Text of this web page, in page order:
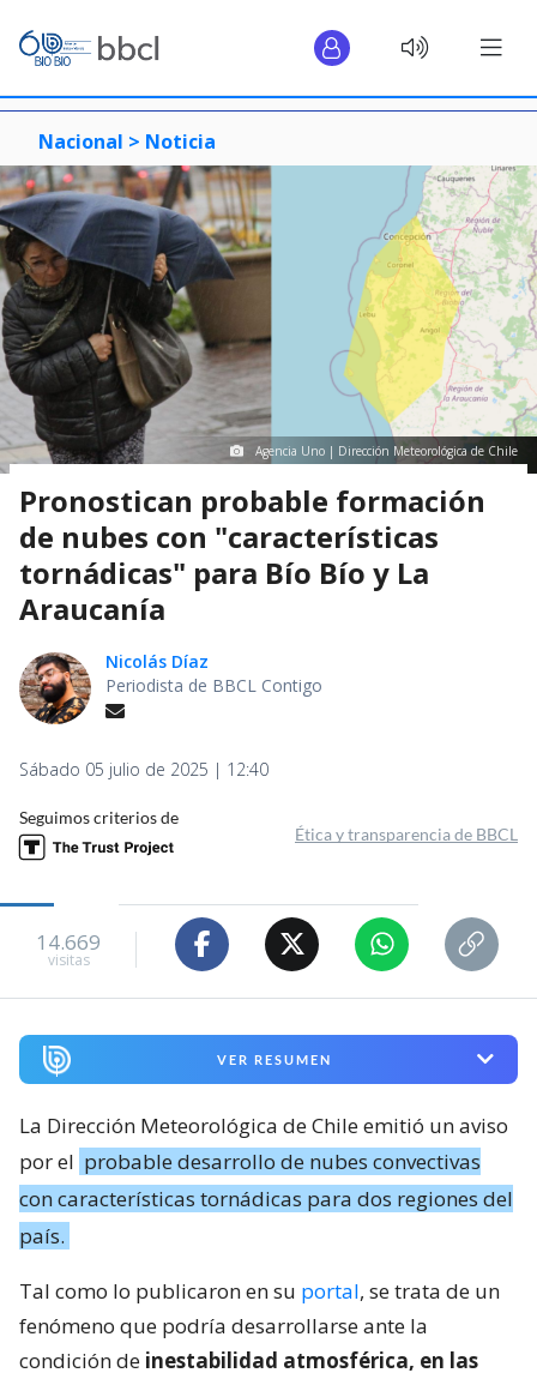
Nacional > Noticia
Agencia Uno | Dirección Meteorológica de Chile
Pronostican probable formación
de nubes con "características
tornádicas" para Bío Bío y La
Araucanía
Nicolás Díaz
Periodista de BBCL Contigo
Sábado 05 julio de 2025 | 12:40
Seguimos criterios de
Ética y transparencia de BBCL
14.669
visitas
VER RESUMEN
La Dirección Meteorológica de Chile emitió un aviso
por el probable desarrollo de nubes convectivas
con características tornádicas para dos regiones del
país.
Tal como lo publicaron en su portal, se trata de un
fenómeno que podría desarrollarse ante la
condición de inestabilidad atmosférica, en las